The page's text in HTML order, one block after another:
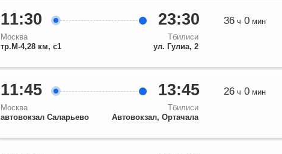
11:30
Москва
тр.М-4,28 км, с1
23:30
Тбилиси
ул. Гулиа, 2
36ч 0мин
11:45
Москва
автовокзал Саларьево
13:45
Тбилиси
Автовокзал, Ортачала
26ч 0мин